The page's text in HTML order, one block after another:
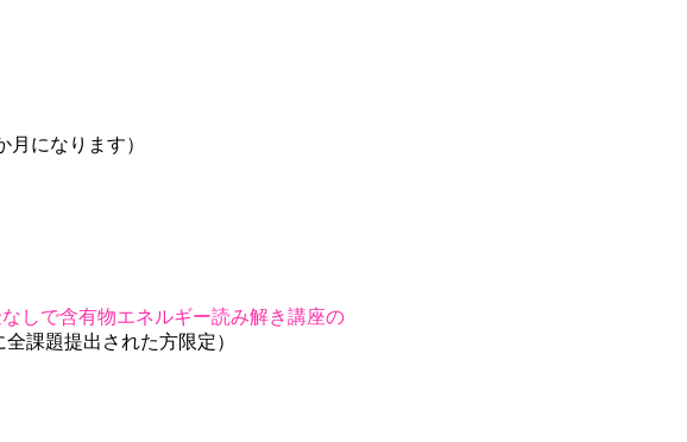
になります）
しで含有物エネルギー読み解き講座の
全課題提出された方限定）